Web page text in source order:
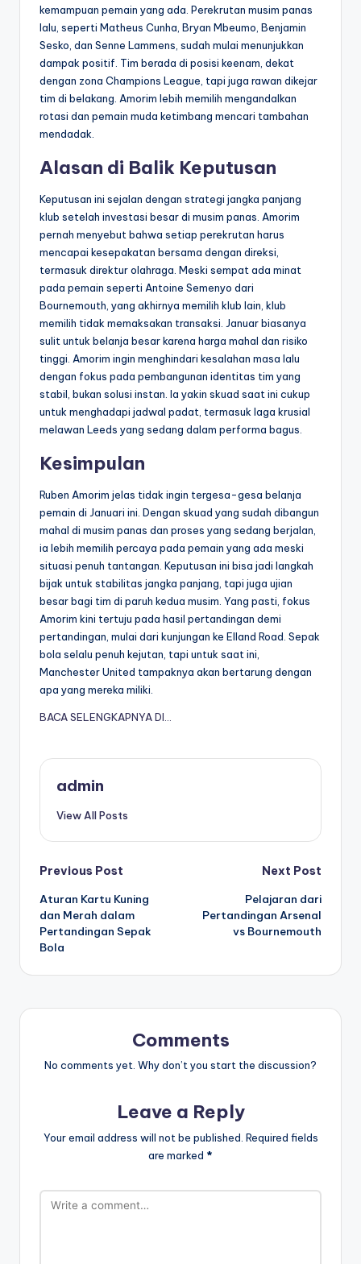
kemampuan pemain yang ada. Perekrutan musim panas
lalu, seperti Matheus Cunha, Bryan Mbeumo, Benjamin
Sesko, dan Senne Lammens, sudah mulai menunjukkan
dampak positif. Tim berada di posisi keenam, dekat
dengan zona Champions League, tapi juga rawan dikejar
tim di belakang. Amorim lebih memilih mengandalkan
rotasi dan pemain muda ketimbang mencari tambahan
mendadak.
Alasan di Balik Keputusan
Keputusan ini sejalan dengan strategi jangka panjang
klub setelah investasi besar di musim panas. Amorim
pernah menyebut bahwa setiap perekrutan harus
mencapai kesepakatan bersama dengan direksi,
termasuk direktur olahraga. Meski sempat ada minat
pada pemain seperti Antoine Semenyo dari
Bournemouth, yang akhirnya memilih klub lain, klub
memilih tidak memaksakan transaksi. Januar biasanya
sulit untuk belanja besar karena harga mahal dan risiko
tinggi. Amorim ingin menghindari kesalahan masa lalu
dengan fokus pada pembangunan identitas tim yang
stabil, bukan solusi instan. Ia yakin skuad saat ini cukup
untuk menghadapi jadwal padat, termasuk laga krusial
melawan Leeds yang sedang dalam performa bagus.
Kesimpulan
Ruben Amorim jelas tidak ingin tergesa-gesa belanja
pemain di Januari ini. Dengan skuad yang sudah dibangun
mahal di musim panas dan proses yang sedang berjalan,
ia lebih memilih percaya pada pemain yang ada meski
situasi penuh tantangan. Keputusan ini bisa jadi langkah
bijak untuk stabilitas jangka panjang, tapi juga ujian
besar bagi tim di paruh kedua musim. Yang pasti, fokus
Amorim kini tertuju pada hasil pertandingan demi
pertandingan, mulai dari kunjungan ke Elland Road. Sepak
bola selalu penuh kejutan, tapi untuk saat ini,
Manchester United tampaknya akan bertarung dengan
apa yang mereka miliki.
BACA SELENGKAPNYA DI…
admin
View All Posts
Post
navigation
Previous Post
Aturan Kartu Kuning
dan Merah dalam
Pertandingan Sepak
Bola
Next Post
Pelajaran dari
Pertandingan Arsenal
vs Bournemouth
Comments
No comments yet. Why don’t you start the discussion?
Leave a Reply
Your email address will not be published. Required fields
are marked *